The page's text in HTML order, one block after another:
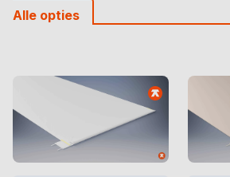
Alle opties